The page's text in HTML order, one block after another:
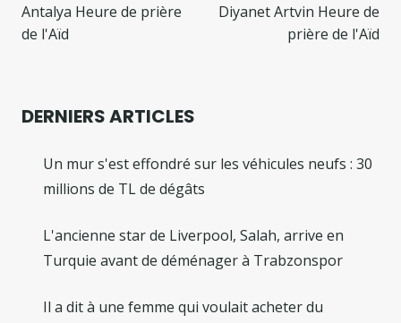
Antalya Heure de prière
de l'Aïd
Diyanet Artvin Heure de
prière de l'Aïd
DERNIERS ARTICLES
Un mur s'est effondré sur les véhicules neufs : 30
millions de TL de dégâts
L'ancienne star de Liverpool, Salah, arrive en
Turquie avant de déménager à Trabzonspor
Il a dit à une femme qui voulait acheter du